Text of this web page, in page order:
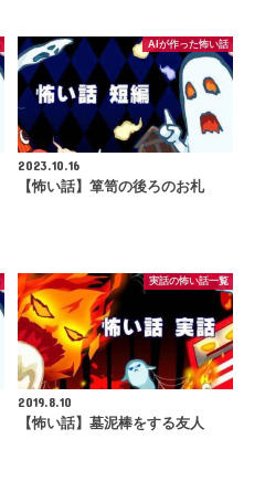
AIが作った怖い話
2023.10.16
【怖い話】箪笥の後ろのお札
実話の怖い話一覧
2019.8.10
【怖い話】墓泥棒をする友人